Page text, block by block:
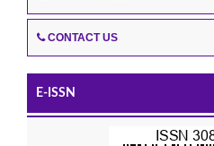
CONTACT US
E-ISSN